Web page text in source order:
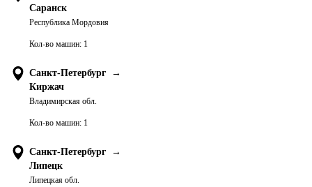
Саранск
Республика Мордовия
Кол-во машин: 1
Санкт-Петербург
→
Киржач
Владимирская обл.
Кол-во машин: 1
Санкт-Петербург
→
Липецк
Липецкая обл.